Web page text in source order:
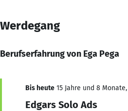
Werdegang
Berufserfahrung von Ega Pega
Bis heute 15 Jahre und 8 Monate,
Edgars Solo Ads